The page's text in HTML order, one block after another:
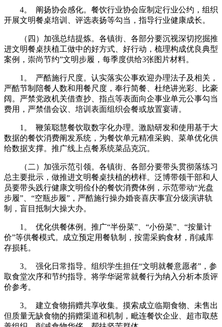
4。 阐扬协会感化。餐饮行业协会应制定行业公约，组织
开展文明餐桌培训、评选表扬等勾当，指导行业健康成长。
（四）加强总结提炼。各镇街、各部分要沉视深切挖掘推
进文明餐桌扶植工做中的好方式、好行动，梳理构成优良典型
案例，崇尚节约”文明步履，每季度供给3张图片材料。
1。 严酷施行尺度。认实落实公事欢迎办理法子及相关，
严酷节制陪餐人数和用餐尺度，奉行简餐、杜绝讲光彩、比豪
阔。严禁党政机关借查抄、指点等表面向企事业单元公事勾当
费用，严禁借会议、培训表面组织会餐或放置宴请。
1。 鞭策聪慧餐饮取数字化办理。激励研发和使用基于大
数据的餐饮消费阐发系统，为餐饮单元精准采购、菜单优化供
给数据支撑。推广线上点餐系统菜品克沉。
（二）加强示范引领。各镇街、各部分要带头贯彻落练习
总主要批示，做推进文明餐桌扶植的榜样。泛博带领干部和人
员要带头践行健康文明俭仆的餐饮消费体例，示范带动“光盘
步履”、“空瓶步履”，严酷施行操办婚丧喜庆事宜分级演讲轨
制，盲目抵制大操大办。
1。 优化供餐体例。推广“半份菜”、“小份菜”、“按量计
价”等供餐模式。成立预定用餐轨制，按需采购食材，削减库
存损耗。
3。 强化日常指导。组织学生担任“文明就餐意愿者”，参
取食堂次序和节约指导。将学华诞常就餐行为纳入分析本质评
价参考。
3。 建立食物捐赠共享收集。摸索成立临期食物、未售出
但质量无缺食物的捐赠渠道和机制，毗连餐饮企业、超市取慈